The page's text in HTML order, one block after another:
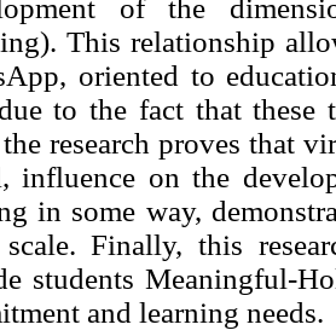
of the
This relationship
oriented to
to the fact that these
research proves that
influence on the
in some way,
Finally, this
students Meaningful-
and learning needs.